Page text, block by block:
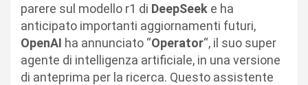
parere sul modello r1 di DeepSeek e ha
anticipato importanti aggiornamenti futuri,
OpenAI ha annunciato “Operator“, il suo super
agente di intelligenza artificiale, in una versione
di anteprima per la ricerca. Questo assistente